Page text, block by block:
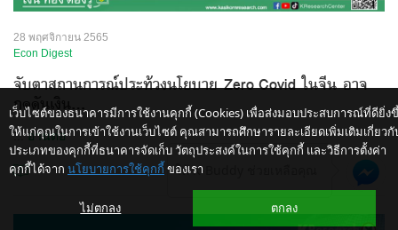
28 พฤศจิกายน 2565
Econ Digest
จับตาสถานการณ์ประท้วงนโยบาย Zero Covid ในจีน อาจ
กดดันเงิน...
...อ่านต่อ
เว็บไซต์ของธนาคารมีการใช้งานคุกกี้ (Cookies) เพื่อส่งมอบประสบการณ์ที่ดียิ่ง
ให้แก่คุณในการเข้าใช้งานเว็บไซต์ คุณสามารถศึกษารายละเอียดเพิ่มเติมเกี่ยวกั
ประเภทของคุกกี้ที่ธนาคารจัดเก็บ วัตถุประสงค์ในการใช้คุกกี้ และวิธีการตั้งค่า
คุกกี้ได้จาก นโยบายการใช้คุกกี้ ของเรา
ไม่ตกลง ตกลง
ให้ K-Buddy ช่วยเหลือคุณ